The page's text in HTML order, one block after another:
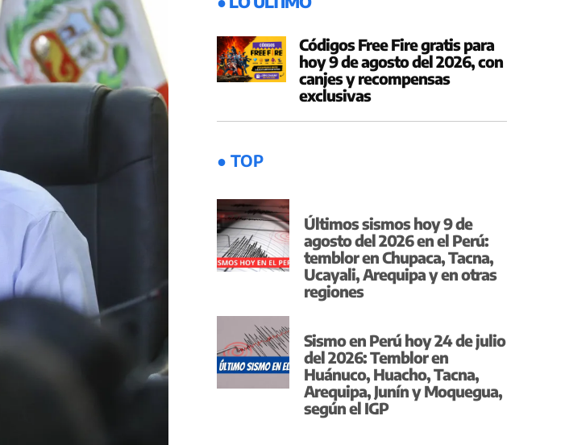
Códigos Free Fire gratis para
hoy 9 de agosto del 2026, con
canjes y recompensas
exclusivas
● TOP
Últimos sismos hoy 9 de
agosto del 2026 en el Perú:
temblor en Chupaca, Tacna,
Ucayali, Arequipa y en otras
regiones
Sismo en Perú hoy 24 de julio
del 2026: Temblor en
Huánuco, Huacho, Tacna,
Arequipa, Junín y Moquegua,
según el IGP